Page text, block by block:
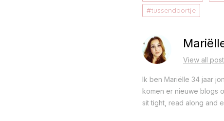
tussendoortje
View all
Ik ben Mariëlle 34 jaar
komen er nieuwe blogs
sit tight, read along and